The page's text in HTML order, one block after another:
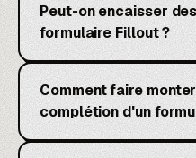
Peut-on encaisser
formulaire Fillout ?
Comment faire
complétion d'un